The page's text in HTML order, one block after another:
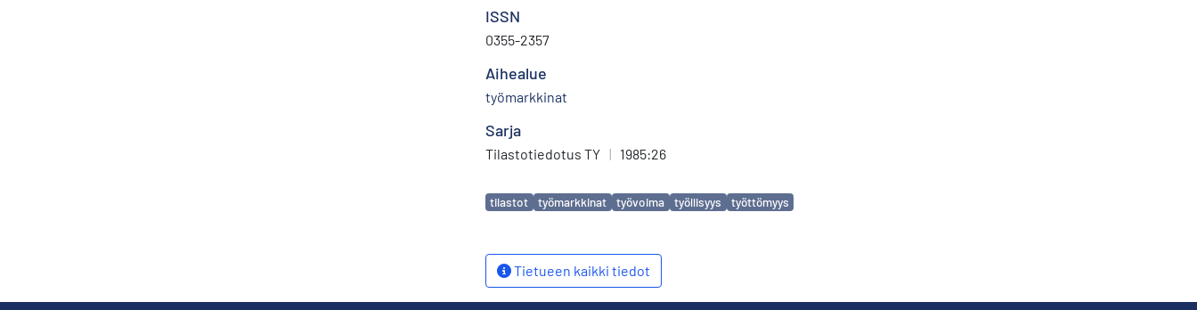
ISSN
0355-2357
Aihealue
työmarkkinat
Sarja
Tilastotiedotus TY | 1985:26
Avainsanat
tilastot työmarkkinat työvoima työllisyys työttömyys
Tietueen kaikki tiedot